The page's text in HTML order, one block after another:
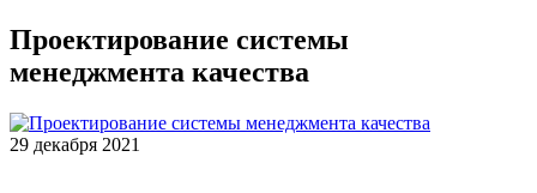
Проектирование системы
менеджмента качества
29 декабря 2021